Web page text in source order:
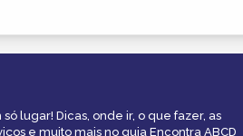
lugar! Dicas, onde ir, o que fazer, as
e muito mais no guia Encontra ABCD